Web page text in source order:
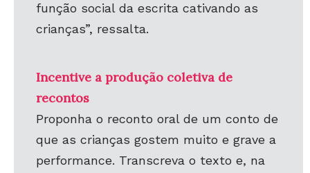
função social da escrita cativando as
crianças”, ressalta.
Incentive a produção coletiva de
recontos
Proponha o reconto oral de um conto de
que as crianças gostem muito e grave a
performance. Transcreva o texto e, na